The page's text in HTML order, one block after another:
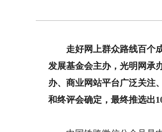
走好网上群众路线百个成
发展基金会主办，光明网承
办、商业网站平台广泛关注
和终评会确定，最终推选出